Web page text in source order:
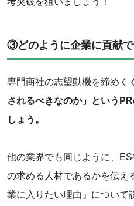
③どのように企業に貢献
専門商社の志望動機を締めく
されるべきなのか」という
しょう。
他の業界でも同じように、
の求める人材であるかを伝え
業に入りたい理由」について